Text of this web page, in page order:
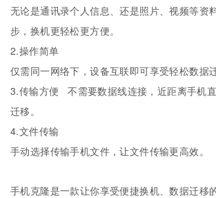
无论是通讯录个人信息、还是照片、视频等资
步，换机更轻松更方便。
2.操作简单
仅需同一网络下，设备互联即可享受轻松数据
3.传输方便 不需要数据线连接，近距离手机
迁移。
4.文件传输
手动选择传输手机文件，让文件传输更高效。
手机克隆是一款让你享受便捷换机、数据迁移